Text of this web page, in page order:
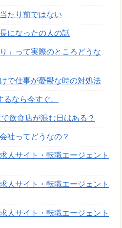
たり前ではない
になったの人の話
」って実際のところどうな
で仕事が憂鬱な時の対処法
なら今すぐ。
飲食店が混む日はある？
社ってどうなの？
人サイト・転職エージェント
人サイト・転職エージェント
人サイト・転職エージェント